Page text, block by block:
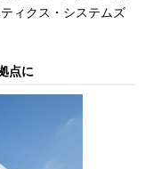
ィクス・システムズ
点に